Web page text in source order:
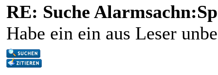
RE: Suche
Habe ein ein aus Leser